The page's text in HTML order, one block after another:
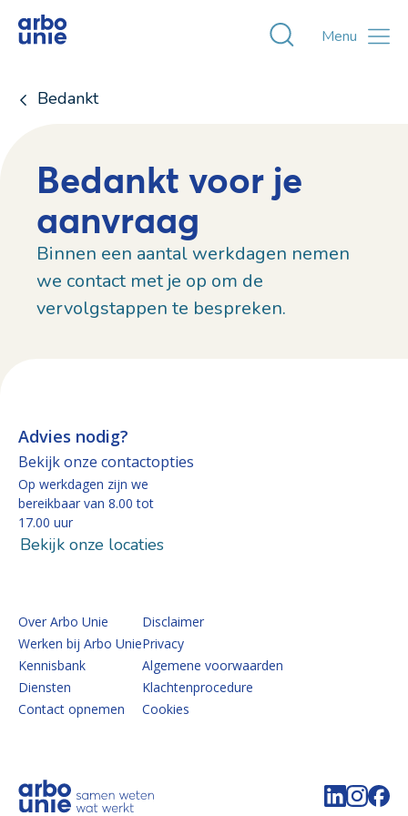
Toggle
Menu
Bedankt
Bedankt voor je
aanvraag
Binnen een aantal werkdagen nemen
we contact met je op om de
vervolgstappen te bespreken.
Volg de
Volg
Advies nodig?
Bekijk onze contactopties
Op werkdagen zijn we
bereikbaar van 8.00 tot
17.00 uur
Bekijk onze locaties
Over Arbo Unie
Werken bij Arbo Unie
Kennisbank
Diensten
Contact opnemen
Disclaimer
Privacy
Algemene voorwaarden
Klachtenprocedure
Cookies